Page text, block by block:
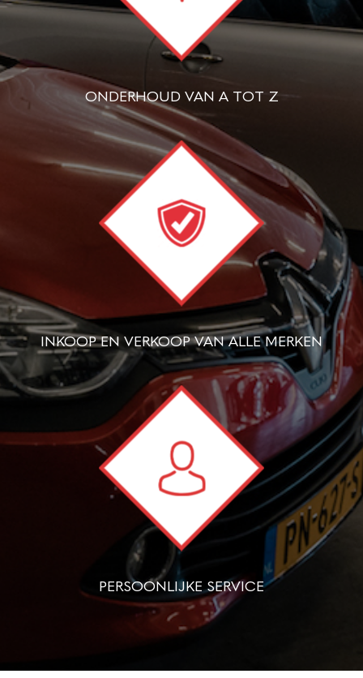
ONDERHOUD VAN A TOT Z
INKOOP EN VERKOOP VAN ALLE MERKEN
PERSOONLIJKE SERVICE